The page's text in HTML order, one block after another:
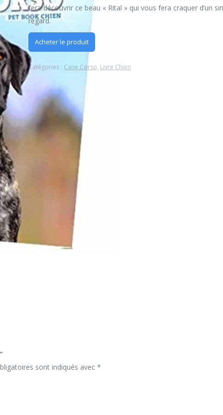
fera découvrir ce beau « Rital » qui vous fera craquer d’un
regard.
Acheter le produit
Catégories : Cane Corso, Livre Chien
sont indiqués avec *